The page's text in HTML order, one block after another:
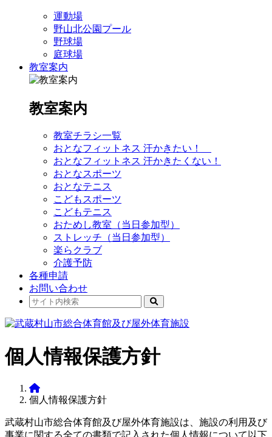
運動場
野山北公園プール
野球場
庭球場
教室案内
教室案内
教室チラシ一覧
おとなフィットネス 汗かきたい！
おとなフィットネス 汗かきたくない！
おとなスポーツ
おとなテニス
こどもスポーツ
こどもテニス
おためし教室（当日参加型）
ストレッチ（当日参加型）
楽らクラブ
介護予防
各種申請
お問い合わせ
個人情報保護方針
個人情報保護方針
武蔵村山市総合体育館及び屋外体育施設は、施設の利用及び